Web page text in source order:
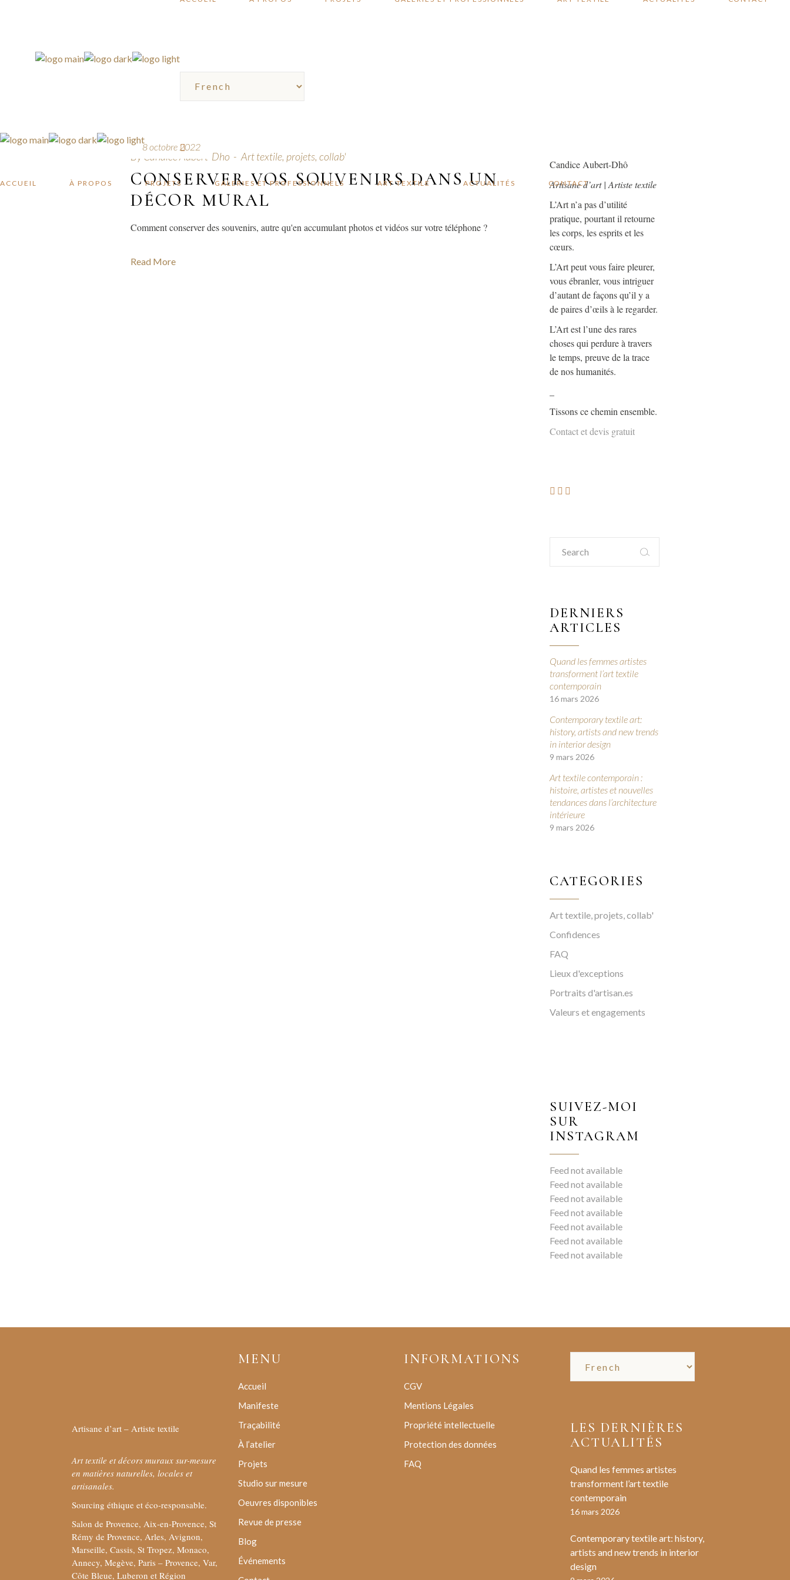
ACCUEIL À PROPOS PROJETS GALERIES ET PROFESSIONNELS ART TEXTILE ACTUALITÉS CONTACT
8 octobre 2022
By Candice Aubert-Dho Art textile, projets, collab'
CONSERVER VOS SOUVENIRS DANS UN
DÉCOR MURAL
Comment conserver des souvenirs, autre qu'en accumulant photos et vidéos sur votre téléphone ?
Read More
Candice Aubert-Dhô
Artisane d’art | Artiste textile
L’Art n’a pas d’utilité
pratique, pourtant il retourne
les corps, les esprits et les
cœurs.
L’Art peut vous faire pleurer,
vous ébranler, vous intriguer
d’autant de façons qu’il y a
de paires d’œils à le regarder.
L’Art est l’une des rares
choses qui perdure à travers
le temps, preuve de la trace
de nos humanités.
Tissons ce chemin ensemble.
Contact et devis gratuit
Search
for:
DERNIERS
ARTICLES
Quand les femmes artistes
transforment l’art textile
contemporain
16 mars 2026
Contemporary textile art:
history, artists and new trends
in interior design
9 mars 2026
Art textile contemporain :
histoire, artistes et nouvelles
tendances dans l’architecture
intérieure
9 mars 2026
CATEGORIES
Art textile, projets, collab'
Confidences
FAQ
Lieux d'exceptions
Portraits d'artisan.es
Valeurs et engagements
SUIVEZ-MOI
SUR
INSTAGRAM
Feed not available
Feed not available
Feed not available
Feed not available
Feed not available
Feed not available
Feed not available
Artisane d’art – Artiste textile
Art textile et décors muraux sur-mesure
en matières naturelles, locales et
artisanales.
Sourcing éthique et éco-responsable.
Salon de Provence, Aix-en-Provence, St
Rémy de Provence, Arles, Avignon,
Marseille, Cassis, St Tropez, Monaco,
Annecy, Megève, Paris – Provence, Var,
Côte Bleue, Luberon et Région
MENU
Accueil
Manifeste
Traçabilité
À l’atelier
Projets
Studio sur mesure
Oeuvres disponibles
Revue de presse
Blog
Événements
INFORMATIONS
CGV
Mentions Légales
Propriété intellectuelle
Protection des données
FAQ
LES DERNIÈRES
ACTUALITÉS
Quand les femmes artistes
transforment l’art textile
contemporain
16 mars 2026
Contemporary textile art: history,
artists and new trends in interior
design